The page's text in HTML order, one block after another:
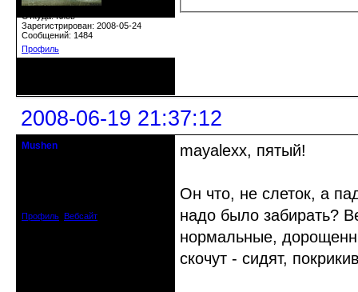
Откуда: Киев
Зарегистрирован: 2008-05-24
Сообщений: 1484
Профиль
2008-06-19 21:37:12
Mushen
Профиль Вебсайт
mayalexx, пятый!
Он что, не слеток, а
надо было забирать?
нормальные,
скочут - сидят,